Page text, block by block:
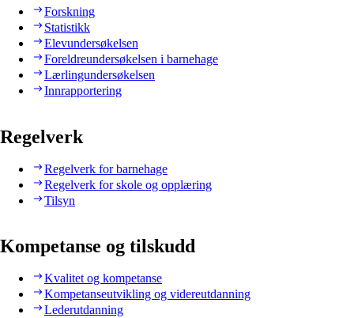
Forskning
Statistikk
Elevundersøkelsen
Foreldreundersøkelsen i barnehage
Lærlingundersøkelsen
Innrapportering
Regelverk
Regelverk for barnehage
Regelverk for skole og opplæring
Tilsyn
Kompetanse og tilskudd
Kvalitet og kompetanse
Kompetanseutvikling og videreutdanning
Lederutdanning